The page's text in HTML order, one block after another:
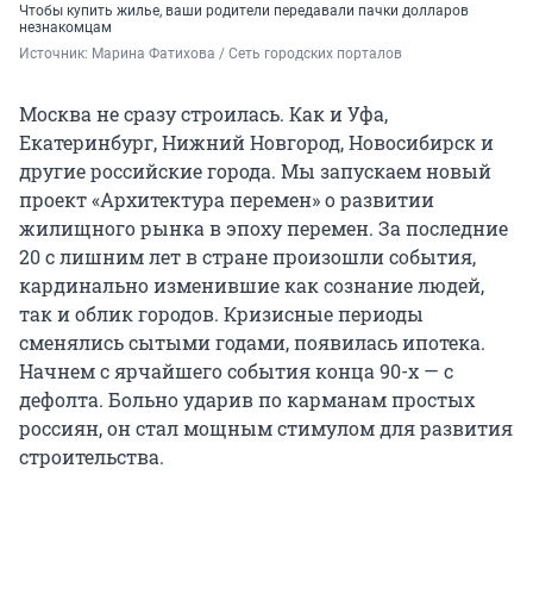
Чтобы купить жилье, ваши родители передавали пачки долларов
незнакомцам
Источник: Марина Фатихова / Сеть городских порталов
Москва не сразу строилась. Как и Уфа,
Екатеринбург, Нижний Новгород, Новосибирск и
другие российские города. Мы запускаем новый
проект «Архитектура перемен» о развитии
жилищного рынка в эпоху перемен. За последние
20 с лишним лет в стране произошли события,
кардинально изменившие как сознание людей,
так и облик городов. Кризисные периоды
сменялись сытыми годами, появилась ипотека.
Начнем с ярчайшего события конца 90-х — с
дефолта. Больно ударив по карманам простых
россиян, он стал мощным стимулом для развития
строительства.